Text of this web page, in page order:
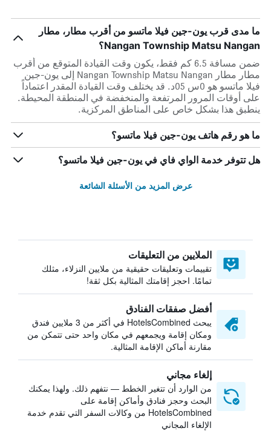
ما مدى قرب يون-جين فيلا ماتسو من أقرب مطار، مطار
Nangan Township Matsu Nangan؟
ضمن مسافة 6.5 كم فقط، يكون وقت القيادة المتوقع من أقرب
مطار مطار Nangan Township Matsu Nangan إلى يون-جين
فيلا ماتسو هو 0س 05د. قد يختلف وقت القيادة المقدر اعتماداً
على أوقات المرور المرتفعة والمنخفضة في المنطقة المحيطة.
ينطبق هذا بشكل خاص على المناطق المركزية.
ما هو رقم هاتف يون-جين فيلا ماتسو؟
هل تتوفر خدمة الواي فاي في يون-جين فيلا ماتسو؟
عرض المزيد من الأسئلة الشائعة
الملايين من التعليقات
تقييمات وتعليقات حقيقية من ملايين النزلاء، مثلك
تمامًا. احجز إقامتك المثالية بكل ثقة!
أفضل صفقات الفنادق
يبحث HotelsCombined في أكثر من 3 ملايين فندق
ومكان إقامة ويجمعهم في مكان واحد حتى تتمكن من
مقارنة أماكن الإقامة المثالية.
إلغاء مجاني
من الوارد أن تتغير الخطط — نتفهم ذلك. ولهذا يمكنك
البحث وحجز فنادق وأماكن إقامة على
HotelsCombined من وكالات السفر التي تقدم خدمة
الإلغاء المجاني